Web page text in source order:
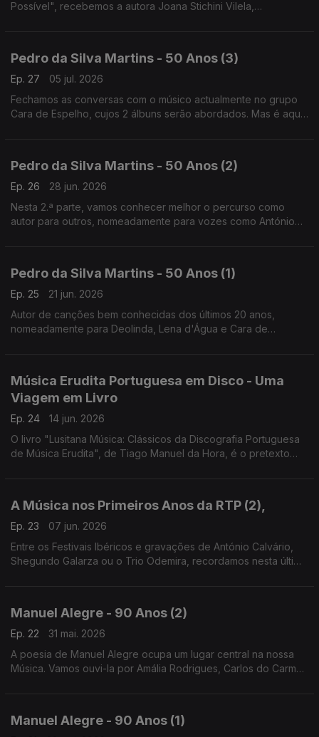
Possível", recebemos a autora Joana Stichini Vilela,
Pedro da Silva Martins - 50 Anos (3)
Ep. 27
05 jul. 2026
Fechamos as conversas com o músico actualmente no grupo
Cara de Espelho, cujos 2 álbuns serão abordados. Mas é aqui
Pedro da Silva Martins - 50 Anos (2)
Ep. 26
28 jun. 2026
Nesta 2.ª parte, vamos conhecer melhor o percurso como
autor para outros, nomeadamente para vozes como António
Pedro da Silva Martins - 50 Anos (1)
Ep. 25
21 jun. 2026
Autor de canções bem conhecidas dos últimos 20 anos,
nomeadamente para Deolinda, Lena d'Água e Cara de
Música Erudita Portuguesa em Disco - Uma
Viagem em Livro
Ep. 24
14 jun. 2026
O livro "Lusitana Música: Clássicos da Discografia Portuguesa
de Música Erudita", de Tiago Manuel da Hora, é o pretexto
A Música nos Primeiros Anos da RTP (2),
Ep. 23
07 jun. 2026
Entre os Festivais Ibéricos e gravações de António Calvário,
Shegundo Galarza ou o Trio Odemira, recordamos nesta última
Manuel Alegre - 90 Anos (2)
Ep. 22
31 mai. 2026
A poesia de Manuel Alegre ocupa um lugar central na nossa
Música. Vamos ouvi-la por Amália Rodrigues, Carlos do Carmo,
Manuel Alegre - 90 Anos (1)